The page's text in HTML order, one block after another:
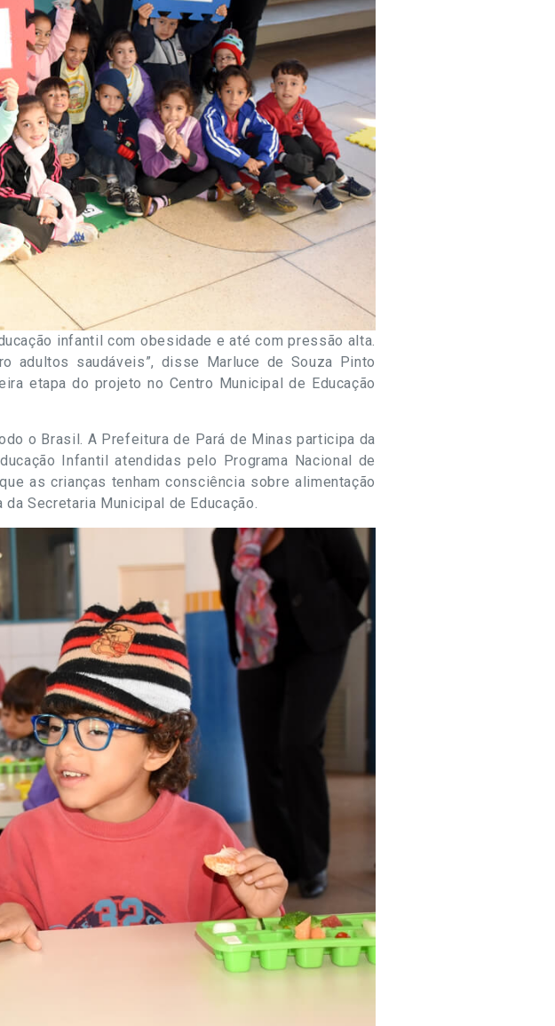
infantil com obesidade e até com pressão alta.
adultos saudáveis”, disse Marluce de Souza Pinto
etapa do projeto no Centro Municipal de Educação
o Brasil. A Prefeitura de Pará de Minas participa da
Infantil atendidas pelo Programa Nacional de
as crianças tenham consciência sobre alimentação
Secretaria Municipal de Educação.